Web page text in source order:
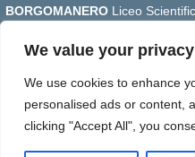
We value your privacy
We use cookies to enhance
personalised ads or content,
clicking "Accept All", you
BORGOMANERO Liceo
GOZZANOLiceo Linguistico e
la pagina premere CTRL+F5